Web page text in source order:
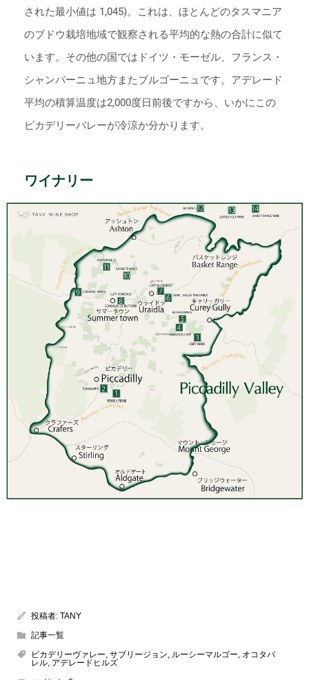
された最小値は 1,045)。これは、ほとんどのタスマニア
のブドウ栽培地域で観察される平均的な熱の合計に似て
います。その他の国ではドイツ・モーゼル、フランス・
シャンパーニュ地方またブルゴーニュです。アデレード
平均の積算温度は2,000度日前後ですから、いかにこの
ピカデリーバレーが冷涼か分かります。
ワイナリー
テッレ ア テッレ
更に詳しく生産者について
タパナパ
更に詳しく生産者について
更に詳しく生産者について（English)
Whisson Lake ウィッソン レイク
BLEFARI
ブレファリ
Small Valley スモール ヴァレー
Lucy Margoux ルーシー・マルゴー
更に詳しく生産者について
Green Hills
グリーンヒルズ
https://greenhillwines.com.au
BARRATT バラット
アシュトン. ヒルズ
更に詳しく生産者について
更に詳しく生産者について
更に詳しく生産者について
更に詳しく生産者について
投稿者: TANY
記事一覧
ピカデリーヴァレー, サブリージョン, ルーシーマルゴー, オコタバ
レル, アデレードヒルズ